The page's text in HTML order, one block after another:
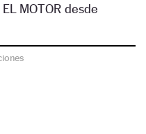
MOTOR desde